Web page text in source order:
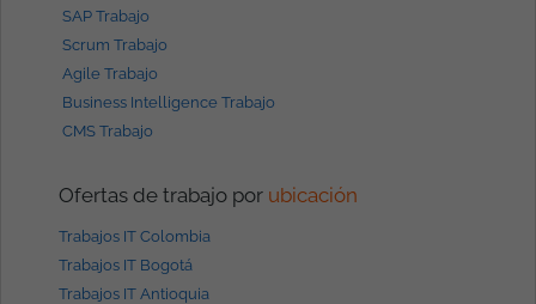
SAP Trabajo
Scrum Trabajo
Agile Trabajo
Business Intelligence Trabajo
CMS Trabajo
Ofertas de trabajo por ubicación
Trabajos IT Colombia
Trabajos IT Bogotá
Trabajos IT Antioquia